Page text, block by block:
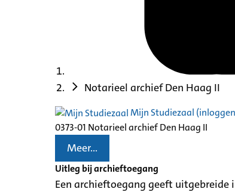
Notarieel archief Den Haag II
Mijn Studiezaal
0373-01 Notarieel archief Den Haag II
Meer...
Uitleg bij archieftoegang
Een archieftoegang geeft